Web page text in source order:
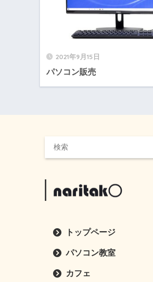
2021年9月15日
パソコン販売
トップページ
パソコン教室
カフェ